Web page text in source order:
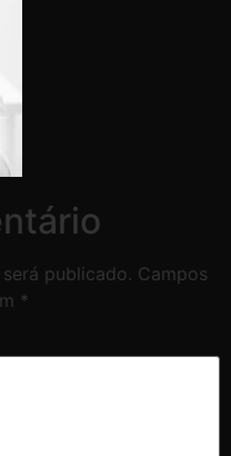
publicado. Campos
*